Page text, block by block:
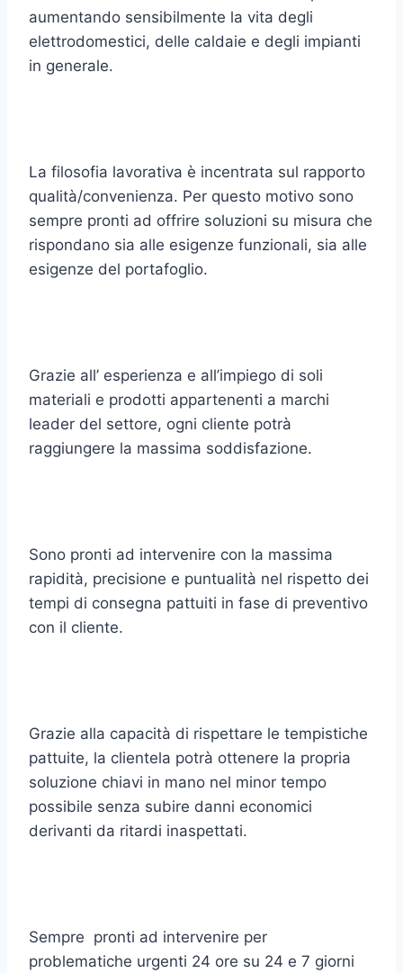
aumentando sensibilmente la vita degli
elettrodomestici, delle caldaie e degli impianti
in generale.
La filosofia lavorativa è incentrata sul rapporto
qualità/convenienza. Per questo motivo sono
sempre pronti ad offrire soluzioni su misura che
rispondano sia alle esigenze funzionali, sia alle
esigenze del portafoglio.
Grazie all’ esperienza e all’impiego di soli
materiali e prodotti appartenenti a marchi
leader del settore, ogni cliente potrà
raggiungere la massima soddisfazione.
Sono pronti ad intervenire con la massima
rapidità, precisione e puntualità nel rispetto dei
tempi di consegna pattuiti in fase di preventivo
con il cliente.
Grazie alla capacità di rispettare le tempistiche
pattuite, la clientela potrà ottenere la propria
soluzione chiavi in mano nel minor tempo
possibile senza subire danni economici
derivanti da ritardi inaspettati.
Sempre pronti ad intervenire per
problematiche urgenti 24 ore su 24 e 7 giorni